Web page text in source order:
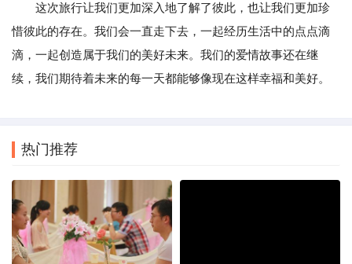
这次旅行让我们更加深入地了解了彼此，也让我们更加珍
惜彼此的存在。我们会一直走下去，一起经历生活中的点点滴
滴，一起创造属于我们的美好未来。我们的爱情故事还在继
续，我们期待着未来的每一天都能够像现在这样幸福和美好。
热门推荐